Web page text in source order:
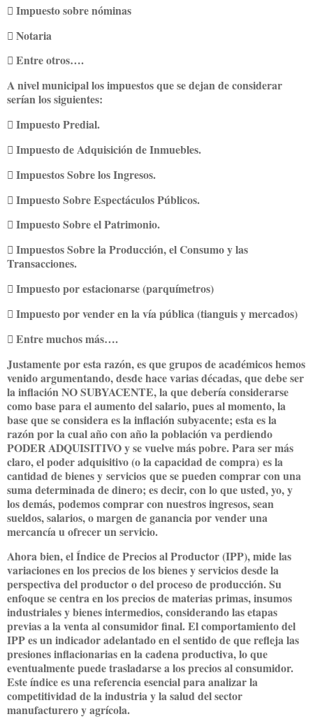
 Impuesto sobre nóminas
 Notaria
 Entre otros….
A nivel municipal los impuestos que se dejan de considerar
serían los siguientes:
 Impuesto Predial.
 Impuesto de Adquisición de Inmuebles.
 Impuestos Sobre los Ingresos.
 Impuesto Sobre Espectáculos Públicos.
 Impuesto Sobre el Patrimonio.
 Impuestos Sobre la Producción, el Consumo y las
Transacciones.
 Impuesto por estacionarse (parquímetros)
 Impuesto por vender en la vía pública (tianguis y mercados)
 Entre muchos más….
Justamente por esta razón, es que grupos de académicos hemos
venido argumentando, desde hace varias décadas, que debe ser
la inflación NO SUBYACENTE, la que debería considerarse
como base para el aumento del salario, pues al momento, la
base que se considera es la inflación subyacente; esta es la
razón por la cual año con año la población va perdiendo
PODER ADQUISITIVO y se vuelve más pobre. Para ser más
claro, el poder adquisitivo (o la capacidad de compra) es la
cantidad de bienes y servicios que se pueden comprar con una
suma determinada de dinero; es decir, con lo que usted, yo, y
los demás, podemos comprar con nuestros ingresos, sean
sueldos, salarios, o margen de ganancia por vender una
mercancía u ofrecer un servicio.
Ahora bien, el Índice de Precios al Productor (IPP), mide las
variaciones en los precios de los bienes y servicios desde la
perspectiva del productor o del proceso de producción. Su
enfoque se centra en los precios de materias primas, insumos
industriales y bienes intermedios, considerando las etapas
previas a la venta al consumidor final. El comportamiento del
IPP es un indicador adelantado en el sentido de que refleja las
presiones inflacionarias en la cadena productiva, lo que
eventualmente puede trasladarse a los precios al consumidor.
Este índice es una referencia esencial para analizar la
competitividad de la industria y la salud del sector
manufacturero y agrícola.